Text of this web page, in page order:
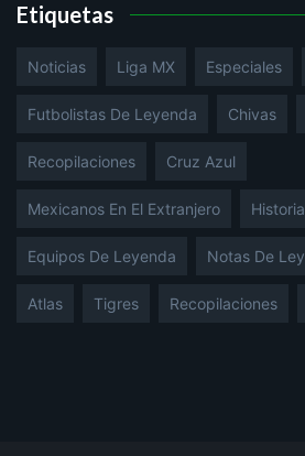
Etiquetas
Noticias Liga MX Especiales
Futbolistas De Leyenda Chivas
Recopilaciones Cruz Azul
Mexicanos En El Extranjero
Equipos De Leyenda Notas De
Atlas Tigres Recopilaciones